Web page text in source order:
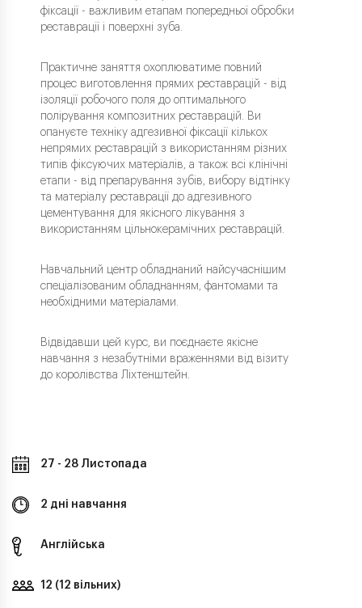
фіксації - важливим етапам попередньої обробки
реставрації і поверхні зуба.
Практичне заняття охоплюватиме повний
процес виготовлення прямих реставрацій - від
ізоляції робочого поля до оптимального
полірування композитних реставрацій. Ви
опануєте техніку адгезивної фіксації кількох
непрямих реставрацій з використанням різних
типів фіксуючих матеріалів, а також всі клінічні
етапи - від препарування зубів, вибору відтінку
та матеріалу реставрації до адгезивного
цементування для якісного лікування з
використанням цільнокерамічних реставрацій.
Навчальний центр обладнаний найсучаснішим
спеціалізованим обладнанням, фантомами та
необхідними матеріалами.
Відвідавши цей курс, ви поєднаєте якісне
навчання з незабутніми враженнями від візиту
до королівства Ліхтенштейн.
27 - 28 Листопада
2 дні навчання
Англійська
12 (12 вільних)